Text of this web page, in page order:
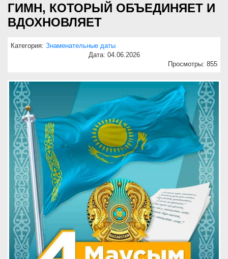
ГИМН, КОТОРЫЙ ОБЪЕДИНЯЕТ И
ВДОХНОВЛЯЕТ
Категория: Знаменательные даты
Дата: 04.06.2026
Просмотры: 855